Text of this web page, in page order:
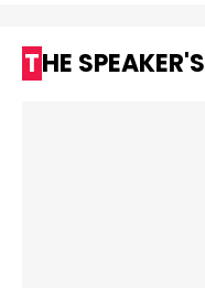
THE SPEAKER'S